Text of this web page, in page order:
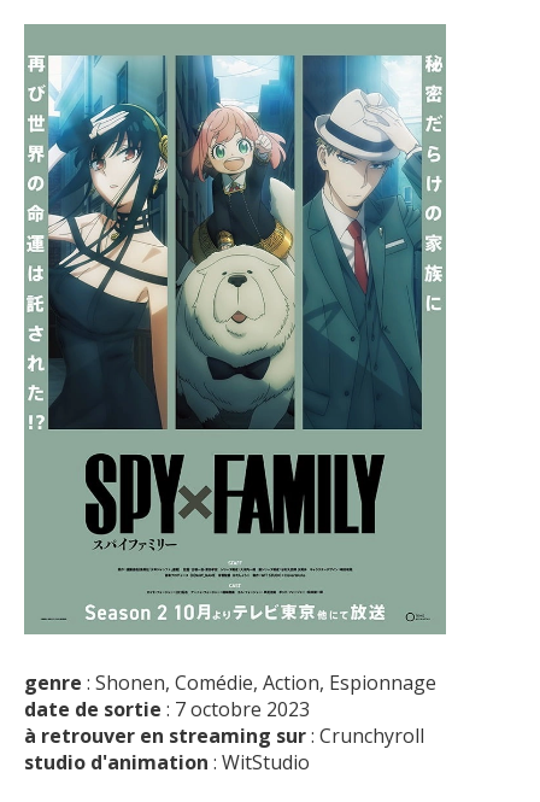
genre : Shonen, Comédie, Action, Espionnage
date de sortie : 7 octobre 2023
à retrouver en streaming sur: Crunchyroll
studio d'animation : WitStudio